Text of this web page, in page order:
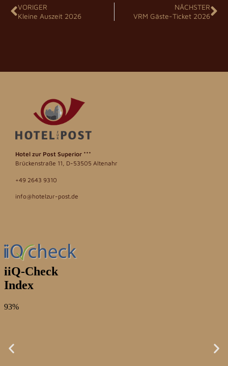
VORIGER
Kleine Auszeit 2026
NÄCHSTER
VRM Gäste-Ticket 2026
Hotel zur Post Superior ***
Brückenstraße 11, D-53505 Altenahr
+49 2643 9310
info@hotelzur-post.de